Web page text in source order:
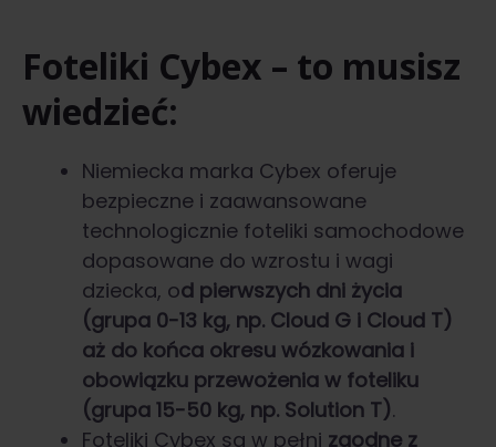
Foteliki Cybex – to musisz
wiedzieć:
Niemiecka marka Cybex oferuje
bezpieczne i zaawansowane
technologicznie foteliki samochodowe
dopasowane do wzrostu i wagi
dziecka, od pierwszych dni życia
(grupa 0-13 kg, np. Cloud G i Cloud T)
aż do końca okresu wózkowania i
obowiązku przewożenia w foteliku
(grupa 15-50 kg, np. Solution T).
Foteliki Cybex są w pełni zgodne z